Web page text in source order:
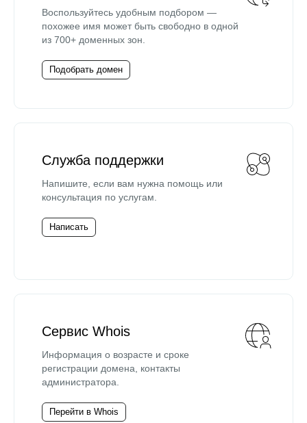
Воспользуйтесь удобным подбором —
похожее имя может быть свободно в одной
из 700+ доменных зон.
Подобрать домен
Служба поддержки
Напишите, если вам нужна помощь или
консультация по услугам.
Написать
Сервис Whois
Информация о возрасте и сроке
регистрации домена, контакты
администратора.
Перейти в Whois